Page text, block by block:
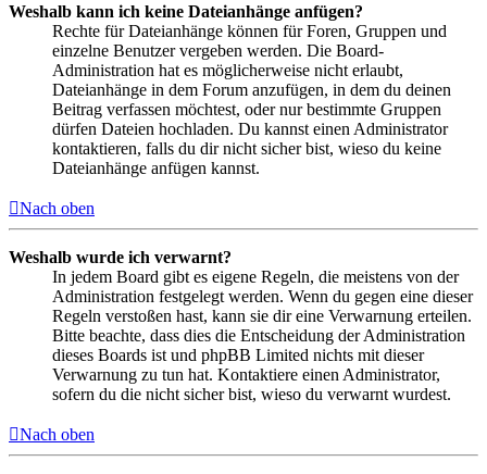
Weshalb kann ich keine Dateianhänge anfügen?
Rechte für Dateianhänge können für Foren, Gruppen und
einzelne Benutzer vergeben werden. Die Board-
Administration hat es möglicherweise nicht erlaubt,
Dateianhänge in dem Forum anzufügen, in dem du deinen
Beitrag verfassen möchtest, oder nur bestimmte Gruppen
dürfen Dateien hochladen. Du kannst einen Administrator
kontaktieren, falls du dir nicht sicher bist, wieso du keine
Dateianhänge anfügen kannst.
Nach oben
Weshalb wurde ich verwarnt?
In jedem Board gibt es eigene Regeln, die meistens von der
Administration festgelegt werden. Wenn du gegen eine dieser
Regeln verstoßen hast, kann sie dir eine Verwarnung erteilen.
Bitte beachte, dass dies die Entscheidung der Administration
dieses Boards ist und phpBB Limited nichts mit dieser
Verwarnung zu tun hat. Kontaktiere einen Administrator,
sofern du die nicht sicher bist, wieso du verwarnt wurdest.
Nach oben